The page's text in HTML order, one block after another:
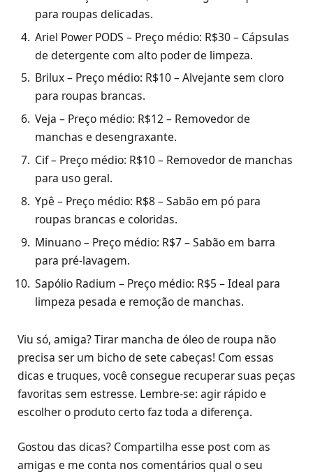
para roupas delicadas.
Ariel Power PODS – Preço médio: R$30 – Cápsulas
de detergente com alto poder de limpeza.
Brilux – Preço médio: R$10 – Alvejante sem cloro
para roupas brancas.
Veja – Preço médio: R$12 – Removedor de
manchas e desengraxante.
Cif – Preço médio: R$10 – Removedor de manchas
para uso geral.
Ypê – Preço médio: R$8 – Sabão em pó para
roupas brancas e coloridas.
Minuano – Preço médio: R$7 – Sabão em barra
para pré-lavagem.
Sapólio Radium – Preço médio: R$5 – Ideal para
limpeza pesada e remoção de manchas.
Viu só, amiga? Tirar mancha de óleo de roupa não
precisa ser um bicho de sete cabeças! Com essas
dicas e truques, você consegue recuperar suas peças
favoritas sem estresse. Lembre-se: agir rápido e
escolher o produto certo faz toda a diferença.
Gostou das dicas? Compartilha esse post com as
amigas e me conta nos comentários qual o seu